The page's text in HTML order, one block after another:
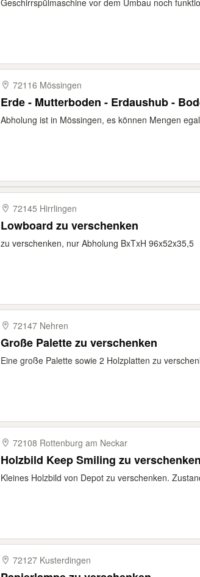
Geschirrspülmaschine vor dem Umbau noch
72116 Mössingen
Erde - Mutterboden - Erdaushub -
Abholung ist in Mössingen, es können Mengen
72145 Hirrlingen
Lowboard zu verschenken
zu verschenken, nur Abholung BxTxH 96x52x35,5
72147 Nehren
Große Palette zu verschenken
Eine große Palette sowie 2 Holzplatten zu
72108 Rottenburg am Neckar
Holzbild Keep Smiling zu verschenken
Kleines Holzbild von Depot zu verschenken.
72127 Kusterdingen